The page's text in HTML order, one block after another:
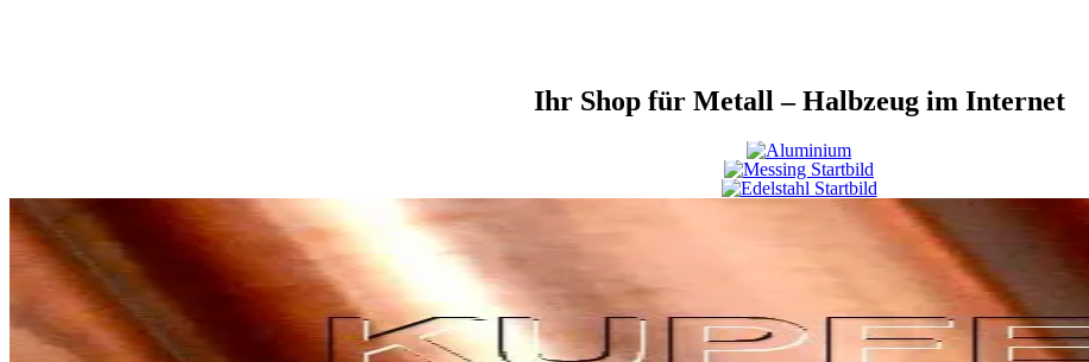
Plattenzuschnitte
Aluminium AlMg4,5Mn AW-5083
Aluminium AlZnMgCu1,5 AW-7075
Ihr Shop für Metall – Halbzeug im Internet
EDELSTAHL